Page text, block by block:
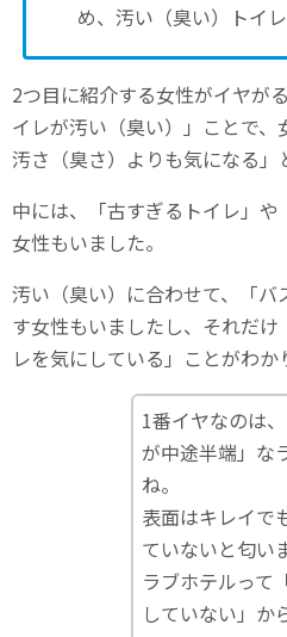
め、汚い（臭い）トイ
2つ目に紹介する女性がイヤが
イレが汚い（臭い）」ことで
汚さ（臭さ）よりも気になる」
中には、「古すぎるトイレ」
女性もいました。
汚い（臭い）に合わせて、「
す女性もいましたし、それだ
レを気にしている」ことがわか
1番イヤなのは
が中途半端」な
ね。
表面はキレイで
ていないと匂い
ラブホテルって
していない」か